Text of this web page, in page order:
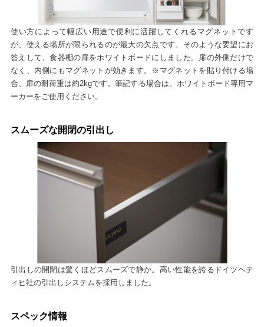
使い方によって幅広い用途で便利に活躍してくれるマグネットです
が、使える場所が限られるのが最大の欠点です。そのような要望にお
答えして、食器棚の扉をホワイトボードにしました。扉の外側だけで
なく、内側にもマグネットが効きます。※マグネットを貼り付ける場
合、扉の耐荷重は約2kgです。筆記する場合は、ホワイトボード専用マ
ーカーをご使用ください。
スムーズな開閉の引出し
引出しの開閉は驚くほどスムーズで静か。高い性能を誇るドイツヘテ
ィヒ社の引出しシステムを採用しました。
スペック情報